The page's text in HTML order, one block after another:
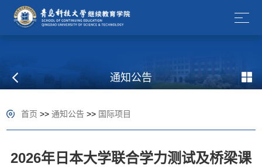
通知公告
首页 >>通知公告 >> 国际项目
2026年日本大学联合学力测试及桥梁课